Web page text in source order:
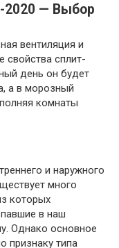
2020 — Выбор
вентиляция и
свойства сплит-
день он будет
а в морозный
комнаты
и наружного
много
которых
в наш
Однако основное
признаку типа